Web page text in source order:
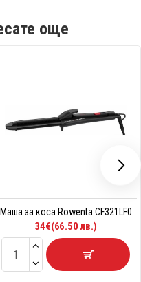
още
Маша за коса Rowenta CF321LF0
34€(66.50 лв.)